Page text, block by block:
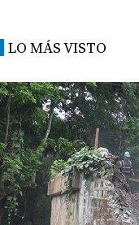
LO MÁS VISTO